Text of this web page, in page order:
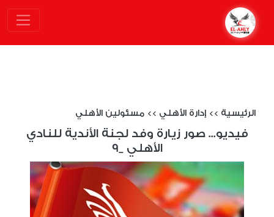
الرئيسية >> إدارة الأهلي >> مسئولين الأهلي
فيديو... صور زيارة وفد لجنة الأندية للنادي
الأهلي _9